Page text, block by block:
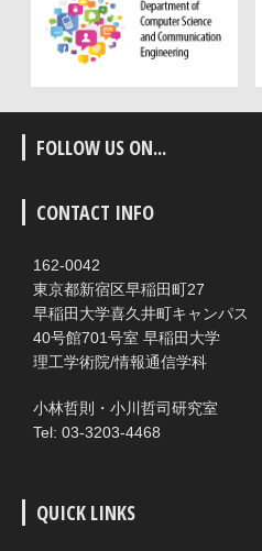
FOLLOW US ON...
CONTACT INFO
162-0042
東京都新宿区早稲田町27
早稲田大学喜久井町キャンパス
40号館701号室 早稲田大学
理工学術院/情報通信学科
小林哲則・小川哲司研究室
Tel: 03-3203-4468
QUICK LINKS